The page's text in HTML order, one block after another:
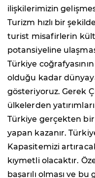
ilişkilerimizin
Turizm hızlı bir
turist misafirlerin
potansiyeline
Türkiye
olduğu kadar
gösteriyoruz. Gerek
ülkelerden
Türkiye gerçekten bir
yapan kazanır.
Kapasitemizi
kıymetli olacaktır.
başarılı olması ve